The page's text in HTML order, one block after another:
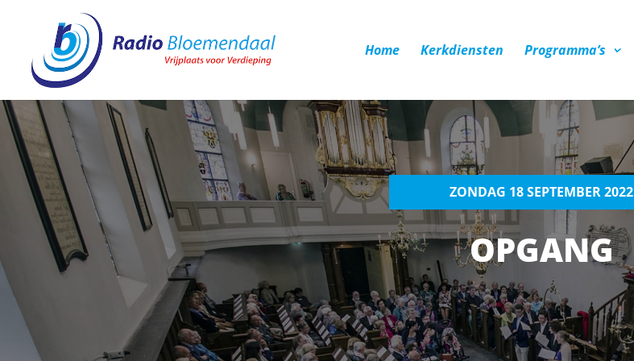
Home Kerkdiensten Programma’s
ZONDAG 18 SEPTEMBER 2022
OPGANG